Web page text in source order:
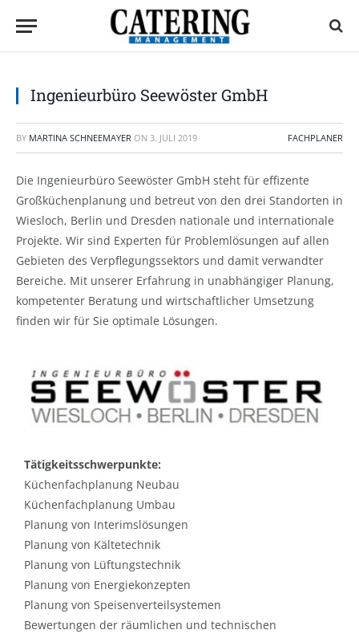
Ingenieurbüro Seewöster GmbH
BY MARTINA SCHNEEMAYER ON 3. JULI 2019 FACHPLANER
Die Ingenieurbüro Seewöster GmbH steht für effizente
Großküchenplanung und betreut von den drei Standorten in
Wiesloch, Berlin und Dresden nationale und internationale
Projekte. Wir sind Experten für Problemlösungen auf allen
Gebieten des Verpflegungssektors und damit verwandter
Bereiche. Mit unserer Erfahrung in unabhängiger Planung,
kompetenter Beratung und wirtschaftlicher Umsetzung
finden wir für Sie optimale Lösungen.
Tätigkeitsschwerpunkte:
Küchenfachplanung Neubau
Küchenfachplanung Umbau
Planung von Interimslösungen
Planung von Kältetechnik
Planung von Lüftungstechnik
Planung von Energiekonzepten
Planung von Speisenverteilsystemen
Bewertungen der räumlichen und technischen